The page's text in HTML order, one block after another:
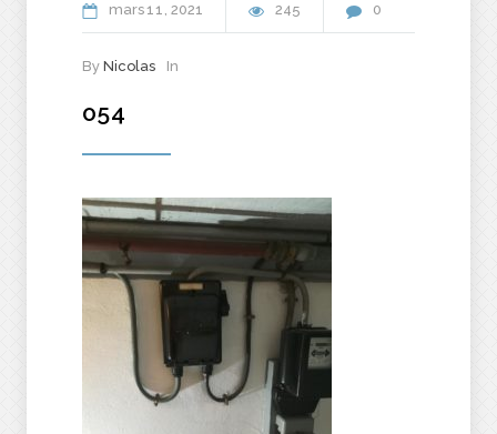
mars11 2021 245 0
By Nicolas In
054